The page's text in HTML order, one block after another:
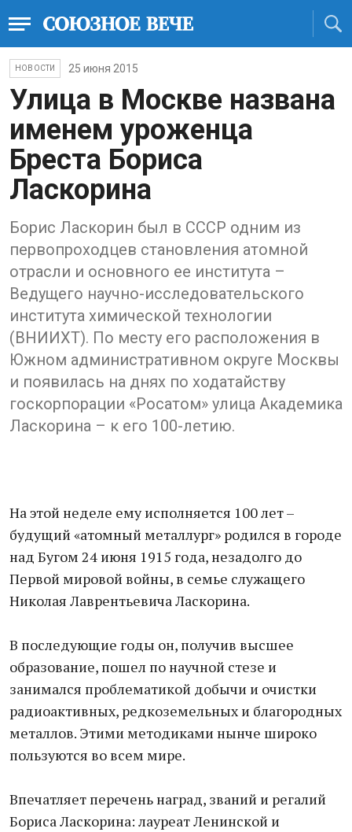
НОВОСТИ 25 июня 2015
Улица в Москве названа
именем уроженца
Бреста Бориса
Ласкорина
Борис Ласкорин был в СССР одним из
первопроходцев становления атомной
отрасли и основного ее института –
Ведущего научно-исследовательского
института химической технологии
(ВНИИХТ). По месту его расположения в
Южном административном округе Москвы
и появилась на днях по ходатайству
госкорпорации «Росатом» улица Академика
Ласкорина – к его 100-летию.
На этой неделе ему исполняется 100 лет –
будущий «атомный металлург» родился в городе
над Бугом 24 июня 1915 года, незадолго до
Первой мировой войны, в семье служащего
Николая Лаврентьевича Ласкорина.
В последующие годы он, получив высшее
образование, пошел по научной стезе и
занимался проблематикой добычи и очистки
радиоактивных, редкоземельных и благородных
металлов. Этими методиками нынче широко
пользуются во всем мире.
Впечатляет перечень наград, званий и регалий
Бориса Ласкорина: лауреат Ленинской и